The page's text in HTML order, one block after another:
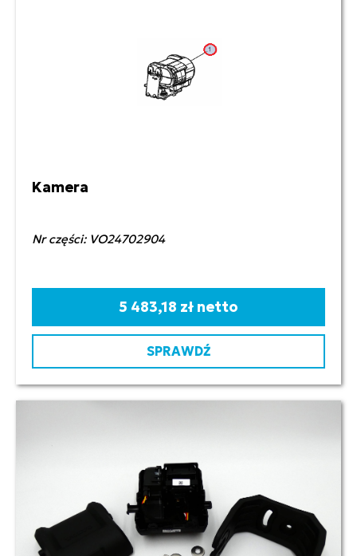
Kamera
Nr części: VO24702904
5 483,18 zł netto
SPRAWDŹ